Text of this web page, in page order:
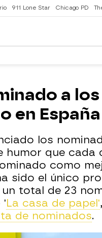
911 Lone Star Chicago PD
a
en
los
humor que
como
sido el único
total de 23
'La casa de papel'
de nominados.